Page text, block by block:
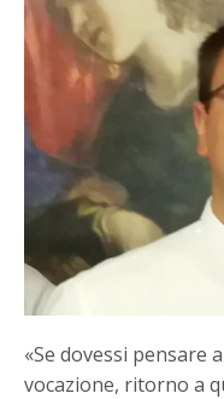
«Se dovessi pensare
vocazione, ritorno a